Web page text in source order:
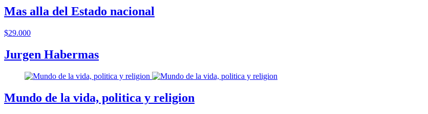
Mas alla del Estado nacional
$29.000
Jurgen Habermas
Mundo de la vida, politica y religion